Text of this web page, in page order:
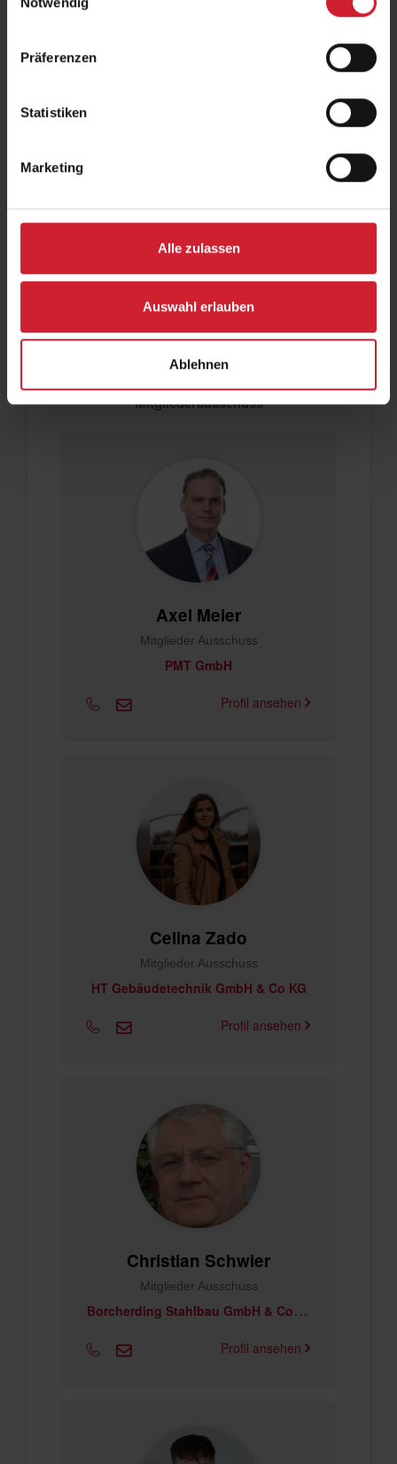
Präferenzen
Statistiken
Marketing
Alle zulassen
Auswahl erlauben
Ablehnen
Bartsch Innenausbau
Mitgliederausschuss
Axel Meier
Mitglieder Ausschuss
PMT GmbH
Profil ansehen
Celina Zado
Mitglieder Ausschuss
HT Gebäudetechnik GmbH & Co KG
Profil ansehen
Christian Schwier
Mitglieder Ausschuss
B
orcherding Stahlbau GmbH & Co. KG
Profil ansehen